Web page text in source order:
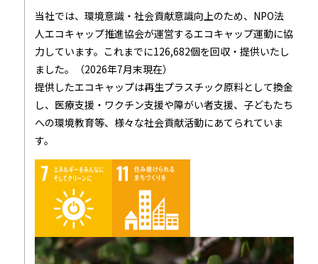
当社では、環境意識・社会貢献意識向上のため、NPO法
人エコキャップ推進協会が運営するエコキャップ運動に協
力しています。これまでに126,682個を回収・提供いたし
ました。（2026年7月末現在）
提供したエコキャップは再生プラスチック原料として換金
し、医療支援・ワクチン支援や障がい者支援、子どもたち
への環境教育等、様々な社会貢献活動にあてられていま
す。